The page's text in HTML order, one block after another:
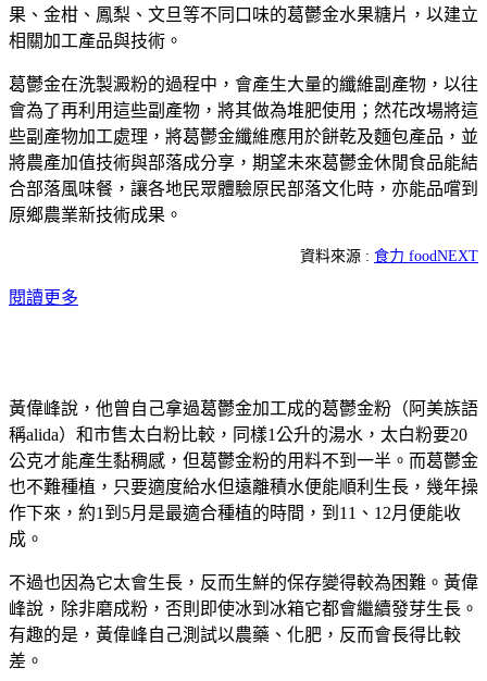
果、金柑、鳳梨、文旦等不同口味的葛鬱金水果糖片，以建立
相關加工產品與技術。
葛鬱金在洗製澱粉的過程中，會產生大量的纖維副產物，以往
會為了再利用這些副產物，將其做為堆肥使用；然花改場將這
些副產物加工處理，將葛鬱金纖維應用於餅乾及麵包產品，並
將農產加值技術與部落成分享，期望未來葛鬱金休閒食品能結
合部落風味餐，讓各地民眾體驗原民部落文化時，亦能品嚐到
原鄉農業新技術成果。
資料來源 : 食力 foodNEXT
閱讀更多
黃偉峰說，他曾自己拿過葛鬱金加工成的葛鬱金粉（阿美族語
稱alida）和市售太白粉比較，同樣1公升的湯水，太白粉要20
公克才能產生黏稠感，但葛鬱金粉的用料不到一半。而葛鬱金
也不難種植，只要適度給水但遠離積水便能順利生長，幾年操
作下來，約1到5月是最適合種植的時間，到11、12月便能收
成。
不過也因為它太會生長，反而生鮮的保存變得較為困難。黃偉
峰說，除非磨成粉，否則即使冰到冰箱它都會繼續發芽生長。
有趣的是，黃偉峰自己測試以農藥、化肥，反而會長得比較
差。